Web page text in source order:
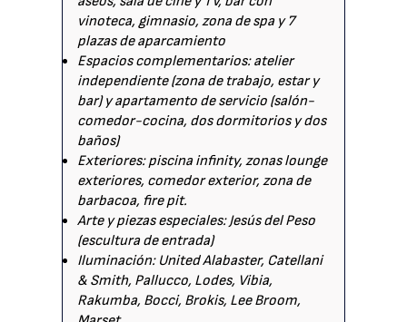
vinoteca, gimnasio, zona de spa y 7
plazas de aparcamiento
Espacios complementarios: atelier
independiente (zona de trabajo, estar y
bar) y apartamento de servicio (salón-
comedor-cocina, dos dormitorios y dos
baños)
Exteriores: piscina infinity, zonas lounge
exteriores, comedor exterior, zona de
barbacoa, fire pit.
Arte y piezas especiales: Jesús del Peso
(escultura de entrada)
Iluminación: United Alabaster, Catellani
& Smith, Pallucco, Lodes, Vibia,
Rakumba, Bocci, Brokis, Lee Broom,